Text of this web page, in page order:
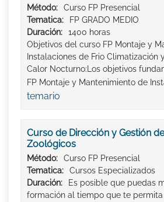
Método:
Curso FP Presencial
Tematica:
FP GRADO MEDIO
Duración:
1400 horas
Objetivos del curso FP Montaje y
Instalaciones de Frio Climatización
Calor Nocturno:Los objetivos
FP Montaje y Mantenimiento de
temario
Curso de Dirección y Gestión
Zoológicos
Método:
Curso FP Presencial
Tematica:
Cursos Especializados
Duración:
Es posible que puedas
formación al tiempo que te